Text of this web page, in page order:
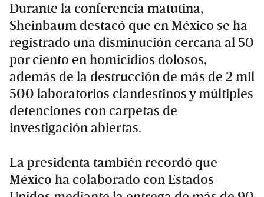
Durante la conferencia matutina,
Sheinbaum destacó que en México se ha
registrado una disminución cercana al 50
por ciento en homicidios dolosos,
además de la destrucción de más de 2 mil
500 laboratorios clandestinos y múltiples
detenciones con carpetas de
investigación abiertas.
La presidenta también recordó que
México ha colaborado con Estados